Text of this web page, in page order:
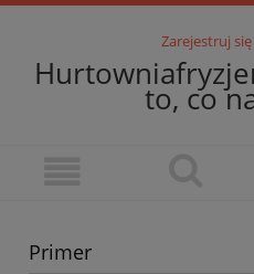
Zarejestruj się
to, co
Primer